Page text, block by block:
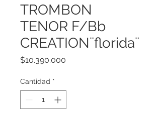
TROMBON
TENOR F/Bb
CREATION¨florida¨
$10.390.000
Cantidad *